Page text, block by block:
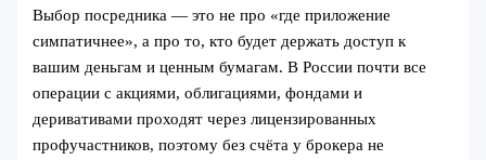
Выбор посредника — это не про «где приложение
симпатичнее», а про то, кто будет держать доступ к
вашим деньгам и ценным бумагам. В России почти все
операции с акциями, облигациями, фондами и
деривативами проходят через лицензированных
профучастников, поэтому без счёта у брокера не